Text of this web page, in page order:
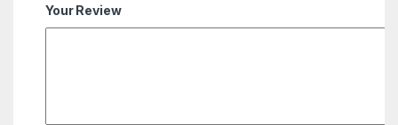
Your Review